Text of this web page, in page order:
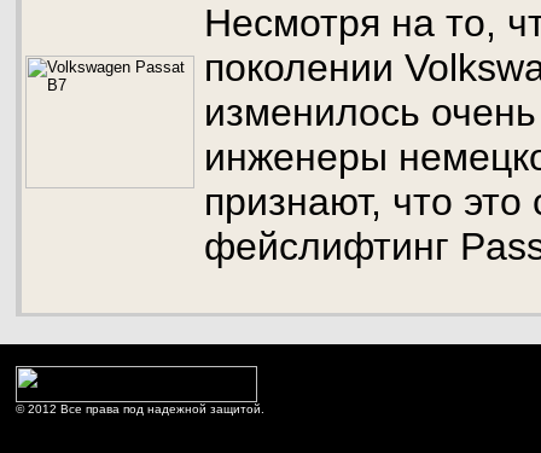
Несмотря на то,
поколении
изменилось
инженеры
признают, что это
фейслифтинг
© 2012 Все права под надежной защитой.